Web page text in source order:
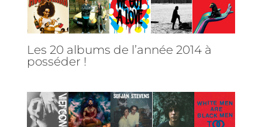
Les 20 albums de l’année 2014 à
posséder !